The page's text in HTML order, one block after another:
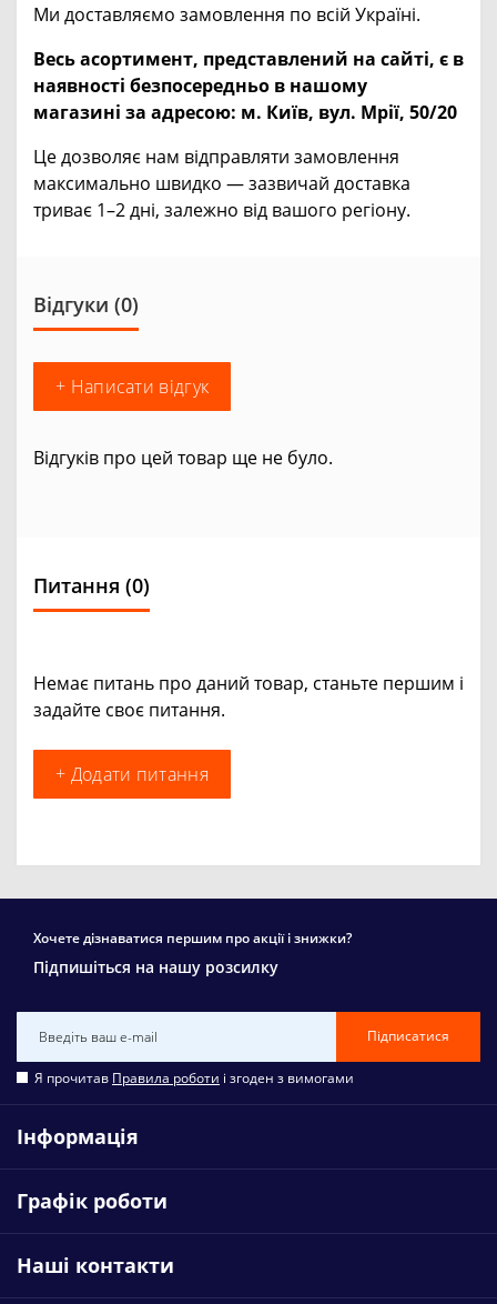
Ми доставляємо замовлення по всій Україні.
Весь асортимент, представлений на сайті, є в
наявності безпосередньо в нашому
магазині за адресою: м. Київ, вул. Мрії, 50/20
Це дозволяє нам відправляти замовлення
максимально швидко — зазвичай доставка
триває 1–2 дні, залежно від вашого регіону.
Відгуки (0)
+ Написати відгук
Відгуків про цей товар ще не було.
Питання (0)
Немає питань про даний товар, станьте першим і
задайте своє питання.
+ Додати питання
Хочете дізнаватися першим про акції і знижки?
Підпишіться на нашу розсилку
Підписатися
Я прочитав Правила роботи і згоден з вимогами
Інформація
Графік роботи
Наші контакти